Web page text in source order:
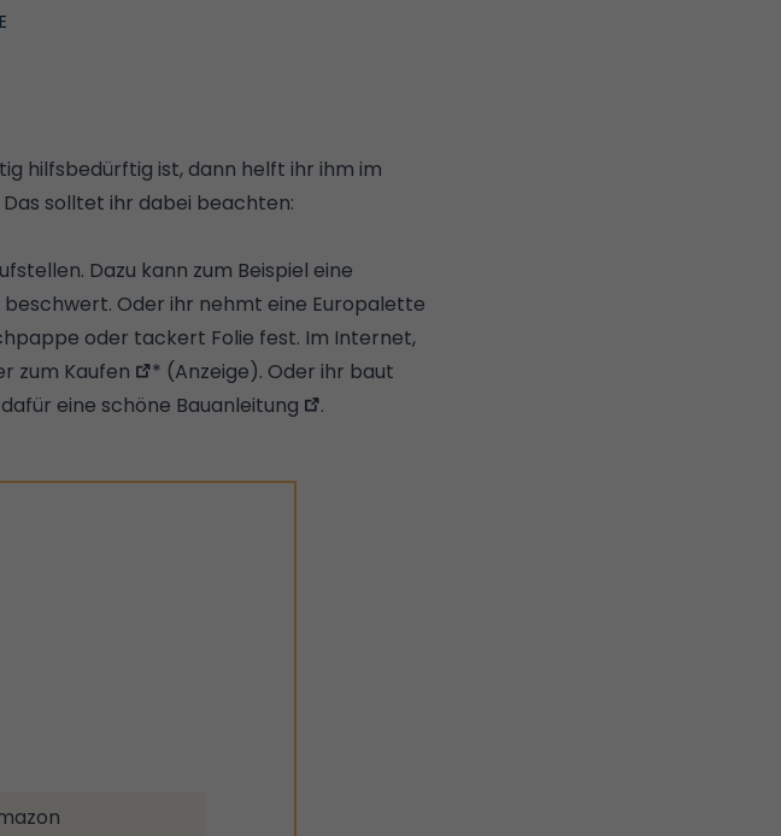
hilfsbedürftig ist, dann helft ihr ihm im
solltet ihr dabei beachten:
Dazu kann zum Beispiel eine
Oder ihr nehmt eine Europalette
oder tackert Folie fest. Im Internet,
zum Kaufen
* (Anzeige). Oder ihr baut
eine schöne Bauanleitung .